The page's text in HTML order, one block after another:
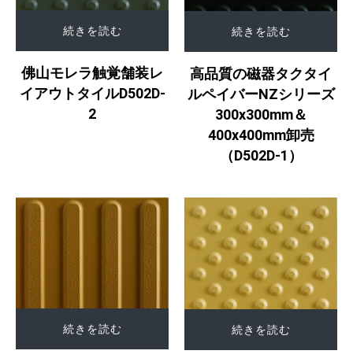
続きを読む
佛山モレラ触覚舗装レ
イアウトタイルD502D-
2
続きを読む
高品質の磁器タクタイ
ルペイバーNZシリーズ
300x300mm＆
400x400mm卸売
（D502D-1）
続きを読む 続きを読む